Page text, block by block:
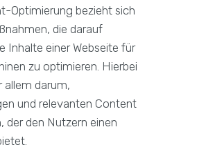
Optimierung bezieht sich
die darauf
Inhalte einer Webseite für
zu optimieren. Hierbei
allem darum,
und relevanten Content
der den Nutzern einen